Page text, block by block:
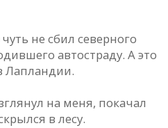
не сбил северного
автостраду. А это
Лапландии.
на меня, покачал
в лесу.